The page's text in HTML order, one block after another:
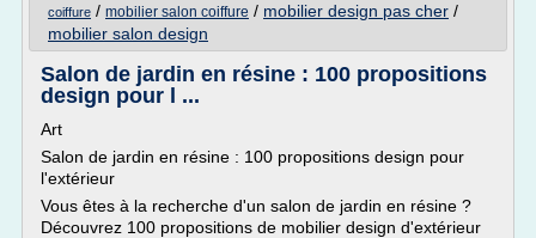
coiffure / mobilier salon coiffure / mobilier design pas cher /
mobilier salon design
Salon de jardin en résine : 100 propositions
design pour l ...
Art
Salon de jardin en résine : 100 propositions design pour
l'extérieur
Vous êtes à la recherche d'un salon de jardin en résine ?
Découvrez 100 propositions de mobilier design d'extérieur